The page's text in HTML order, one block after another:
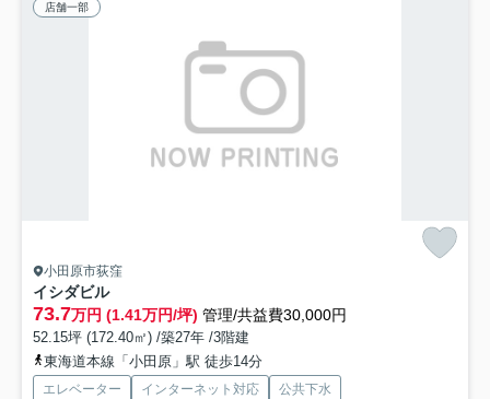
店舗一部
小田原市荻窪
イシダビル
73.7万円 (1.41万円/坪) 管理/共益費30,000円
52.15坪 (172.40㎡) /築27年 /3階建
東海道本線「小田原」駅 徒歩14分
エレベーター インターネット対応 公共下水